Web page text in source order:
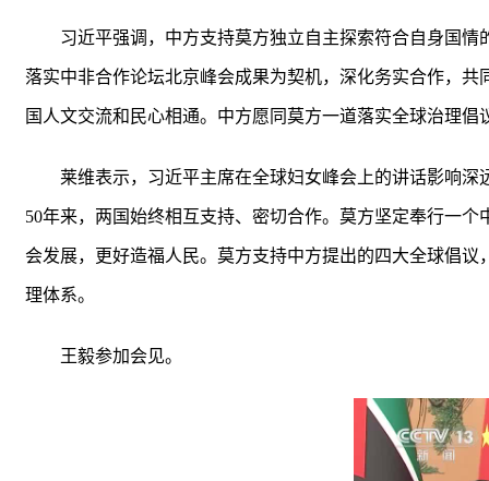
习近平强调，中方支持莫方独立自主探索符合自身国
落实中非合作论坛北京峰会成果为契机，深化务实合作，
国人文交流和民心相通。中方愿同莫方一道落实全球治理
莱维表示，习近平主席在全球妇女峰会上的讲话影响
50年来，两国始终相互支持、密切合作。莫方坚定奉行一
会发展，更好造福人民。莫方支持中方提出的四大全球倡
理体系。
王毅参加会见。